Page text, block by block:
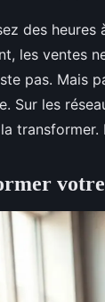
des
les ventes
pas. Mais
Sur les
votre